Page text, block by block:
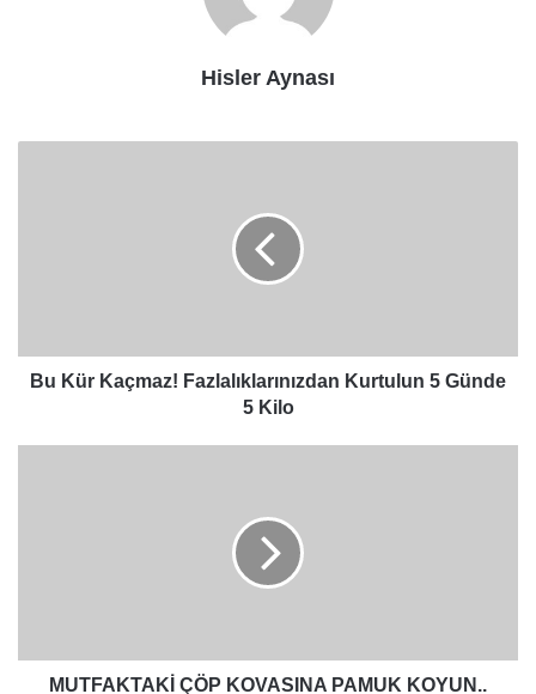
Hisler Aynası
Kilo
Bu Kür Kaçmaz! Fazlalıklarınızdan Kurtulun 5 Günde
5 Kilo
MUTFAKTAKİ ÇÖP KOVASINA PAMUK KOYUN..